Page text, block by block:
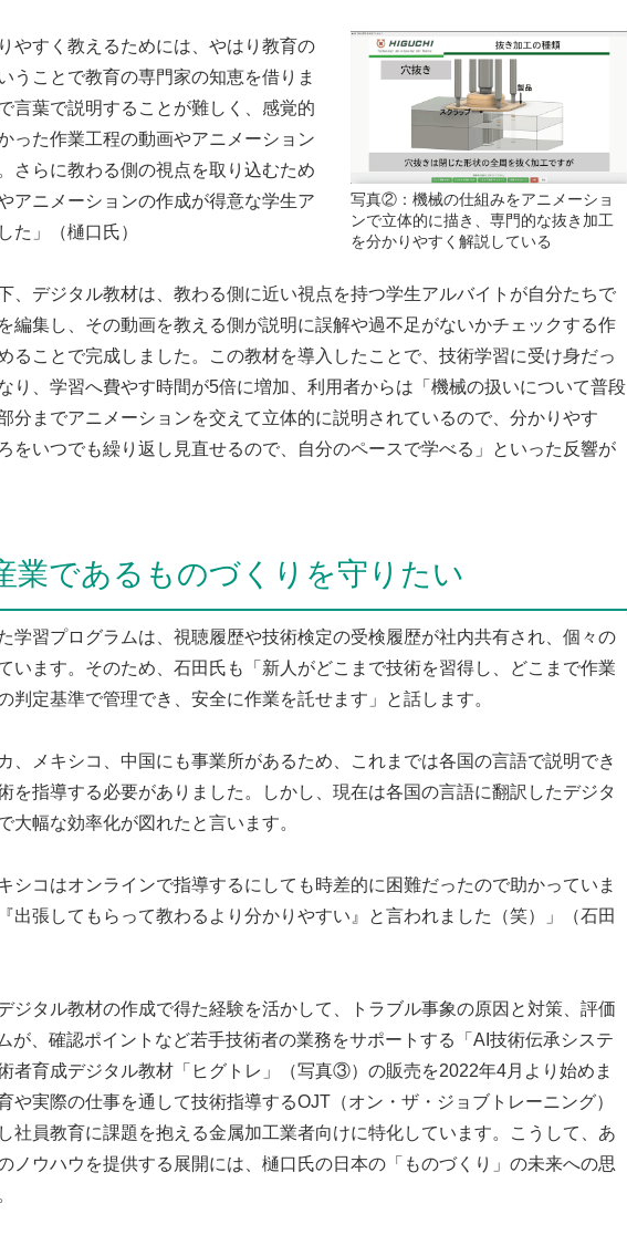
写真②：機械の仕組みをアニメーショ
ンで立体的に描き、専門的な抜き加工
を分かりやすく解説している
やすく教えるためには、やはり教育の
うことで教育の専門家の知恵を借りま
言葉で説明することが難しく、感覚的
った作業工程の動画やアニメーション
さらに教わる側の視点を取り込むため
アニメーションの作成が得意な学生ア
た」（樋口氏）
、デジタル教材は、教わる側に近い視点を持つ学生アルバイトが自分たちで
編集し、その動画を教える側が説明に誤解や過不足がないかチェックする作
ることで完成しました。この教材を導入したことで、技術学習に受け身だっ
り、学習へ費やす時間が5倍に増加、利用者からは「機械の扱いについて普段
分までアニメーションを交えて立体的に説明されているので、分かりやす
をいつでも繰り返し見直せるので、自分のペースで学べる」といった反響が
業であるものづくりを守りたい
学習プログラムは、視聴履歴や技術検定の受検履歴が社内共有され、個々の
います。そのため、石田氏も「新人がどこまで技術を習得し、どこまで作業
判定基準で管理でき、安全に作業を託せます」と話します。
、メキシコ、中国にも事業所があるため、これまでは各国の言語で説明でき
を指導する必要がありました。しかし、現在は各国の言語に翻訳したデジタ
大幅な効率化が図れたと言います。
シコはオンラインで指導するにしても時差的に困難だったので助かっていま
出張してもらって教わるより分かりやすい』と言われました（笑）」（石田
ジタル教材の作成で得た経験を活かして、トラブル事象の原因と対策、評価
が、確認ポイントなど若手技術者の業務をサポートする「AI技術伝承システ
者育成デジタル教材「ヒグトレ」（写真③）の販売を2022年4月より始めま
や実際の仕事を通して技術指導するOJT（オン・ザ・ジョブトレーニング）
社員教育に課題を抱える金属加工業者向けに特化しています。こうして、あ
ノウハウを提供する展開には、樋口氏の日本の「ものづくり」の未来への思